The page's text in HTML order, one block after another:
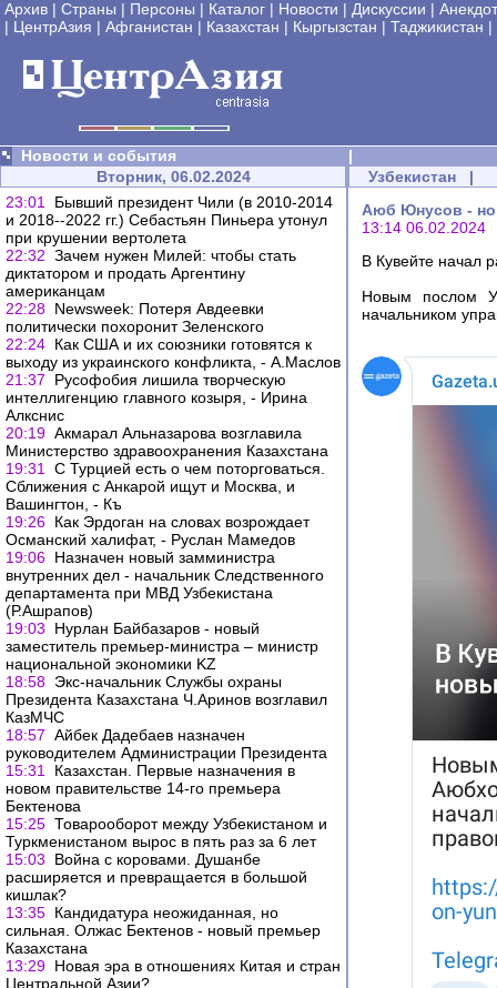
Архив | Страны | Персоны | Каталог | Новости | Дискуссии |
| ЦентрАзия | Афганистан | Казахстан | Кыргызстан | Таджикистан |
Новости и события
|
Вторник, 06.02.2024
23:01
Бывший президент Чили (в 2010-2014
и 2018--2022 гг.) Себастьян Пиньера утонул
при крушении вертолета
22:32 Зачем нужен Милей: чтобы стать
диктатором и продать Аргентину
американцам
22:28 Newsweek: Потеря Авдеевки
политически похоронит Зеленского
22:24 Как США и их союзники готовятся к
выходу из украинского конфликта, - А.Маслов
21:37
Русофобия лишила творческую
интеллигенцию главного козыря, - Ирина
Алкснис
20:19 Акмарал Альназарова возглавила
Министерство здравоохранения Казахстана
19:31
C Турцией есть о чем поторговаться.
Сближения с Анкарой ищут и Москва, и
Вашингтон, - Къ
19:26 Как Эрдоган на словах возрождает
Османский халифат, - Руслан Мамедов
19:06 Назначен новый замминистра
внутренних дел - начальник Следственного
департамента при МВД Узбекистана
(Р.Ашрапов)
19:03
Нурлан Байбазаров - новый
заместитель премьер-министра – министр
национальной экономики KZ
18:58 Экс-начальник Службы охраны
Президента Казахстана Ч.Аринов возглавил
КазМЧС
18:57 Айбек Дадебаев назначен
руководителем Администрации Президента
15:31
Казахстан. Первые назначения в
новом правительстве 14-го премьера
Бектенова
15:25 Товарооборот между Узбекистаном и
Туркменистаном вырос в пять раз за 6 лет
15:03
Война с коровами. Душанбе
расширяется и превращается в большой
кишлак?
13:35 Кандидатура неожиданная, но
сильная. Олжас Бектенов - новый премьер
Казахстана
13:29 Новая эра в отношениях Китая и стран
Центральной Азии?
Узбекистан |
Аюб Юнусов -
13:14 06.02.2024
В Кувейте начал
Новым послом
начальником